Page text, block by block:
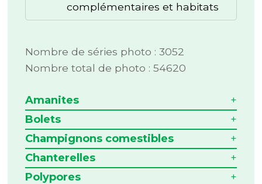
complémentaires et habitats
Nombre de séries photo : 3052
Nombre total de photo : 54620
Amanites
Bolets
Champignons comestibles
Chanterelles
Polypores